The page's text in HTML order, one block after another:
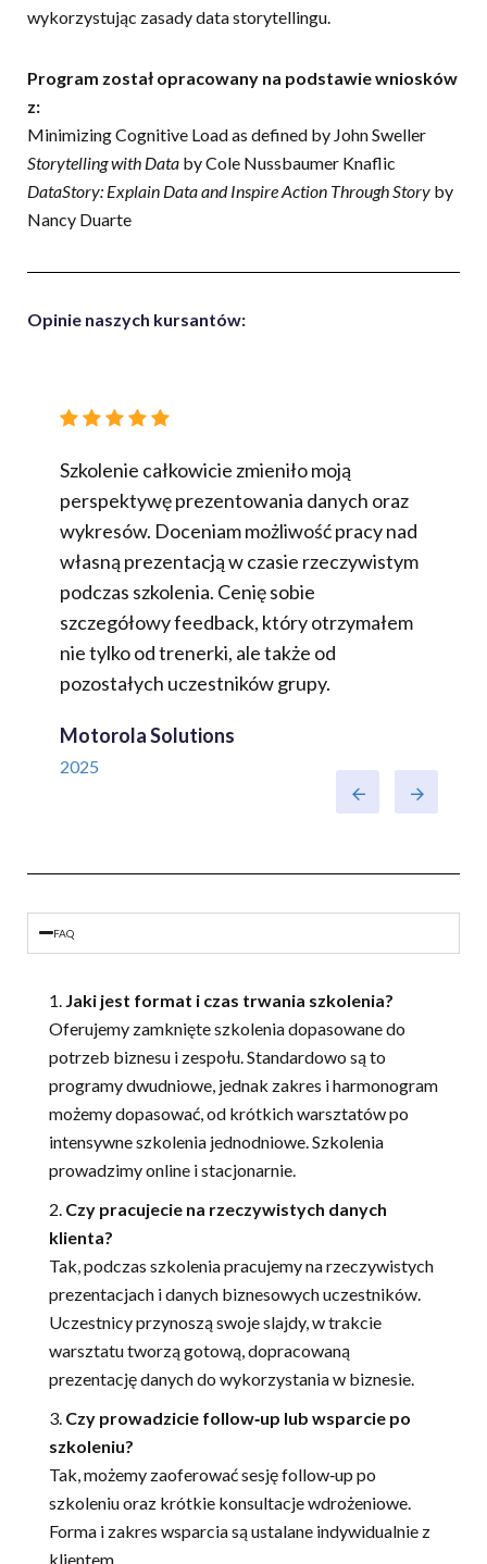
wykorzystując zasady data storytellingu.
Program został opracowany na podstawie wniosków
z:
Minimizing Cognitive Load as defined by John Sweller
Storytelling with Data by Cole Nussbaumer Knaflic
DataStory: Explain Data and Inspire Action Through Story by
Nancy Duarte
Opinie naszych kursantów:
Szkolenie całkowicie zmieniło moją
perspektywę prezentowania danych oraz
wykresów. Doceniam możliwość pracy nad
własną prezentacją w czasie rzeczywistym
podczas szkolenia. Cenię sobie
szczegółowy feedback, który otrzymałem
nie tylko od trenerki, ale także od
pozostałych uczestników grupy.
Motorola Solutions
2025
FAQ
Jaki jest format i czas trwania szkolenia?
Oferujemy zamknięte szkolenia dopasowane do
potrzeb biznesu i zespołu. Standardowo są to
programy dwudniowe, jednak zakres i harmonogram
możemy dopasować, od krótkich warsztatów po
intensywne szkolenia jednodniowe. Szkolenia
prowadzimy online i stacjonarnie.
Czy pracujecie na rzeczywistych danych
klienta?
Tak, podczas szkolenia pracujemy na rzeczywistych
prezentacjach i danych biznesowych uczestników.
Uczestnicy przynoszą swoje slajdy, w trakcie
warsztatu tworzą gotową, dopracowaną
prezentację danych do wykorzystania w biznesie.
Czy prowadzicie follow‑up lub wsparcie po
szkoleniu?
Tak, możemy zaoferować sesję follow‑up po
szkoleniu oraz krótkie konsultacje wdrożeniowe.
Forma i zakres wsparcia są ustalane indywidualnie z
klientem.